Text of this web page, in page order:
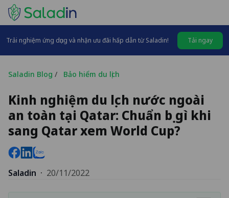
Trải nghiệm ứng dụng và nhận ưu đãi hấp dẫn từ Saladin! Tải ngay
Saladin Blog / Bảo hiểm du lịch
Kinh nghiệm du lịch nước ngoài
an toàn tại Qatar: Chuẩn bị gì khi
sang Qatar xem World Cup?
Saladin · 20/11/2022